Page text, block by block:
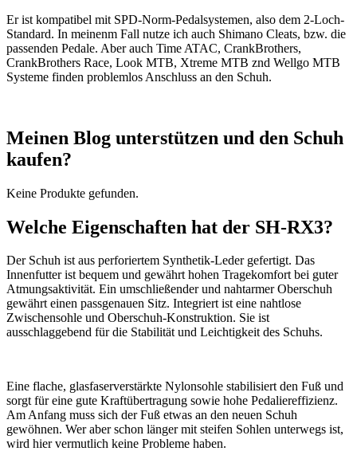
Er ist kompatibel mit SPD-Norm-Pedalsystemen, also dem 2-Loch-
Standard. In meinenm Fall nutze ich auch Shimano Cleats, bzw. die
passenden Pedale. Aber auch Time ATAC, CrankBrothers,
CrankBrothers Race, Look MTB, Xtreme MTB znd Wellgo MTB
Systeme finden problemlos Anschluss an den Schuh.
Meinen Blog unterstützen und den Schuh
kaufen?
Keine Produkte gefunden.
Welche Eigenschaften hat der SH-RX3?
Der Schuh ist aus perforiertem Synthetik-Leder gefertigt. Das
Innenfutter ist bequem und gewährt hohen Tragekomfort bei guter
Atmungsaktivität. Ein umschließender und nahtarmer Oberschuh
gewährt einen passgenauen Sitz. Integriert ist eine nahtlose
Zwischensohle und Oberschuh-Konstruktion. Sie ist
ausschlaggebend für die Stabilität und Leichtigkeit des Schuhs.
Eine flache, glasfaserverstärkte Nylonsohle stabilisiert den Fuß und
sorgt für eine gute Kraftübertragung sowie hohe Pedaliereffizienz.
Am Anfang muss sich der Fuß etwas an den neuen Schuh
gewöhnen. Wer aber schon länger mit steifen Sohlen unterwegs ist,
wird hier vermutlich keine Probleme haben.